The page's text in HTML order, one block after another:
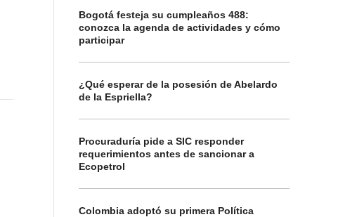
Bogotá festeja su cumpleaños 488:
conozca la agenda de actividades y cómo
participar
¿Qué esperar de la posesión de Abelardo
de la Espriella?
Procuraduría pide a SIC responder
requerimientos antes de sancionar a
Ecopetrol
Colombia adoptó su primera Política